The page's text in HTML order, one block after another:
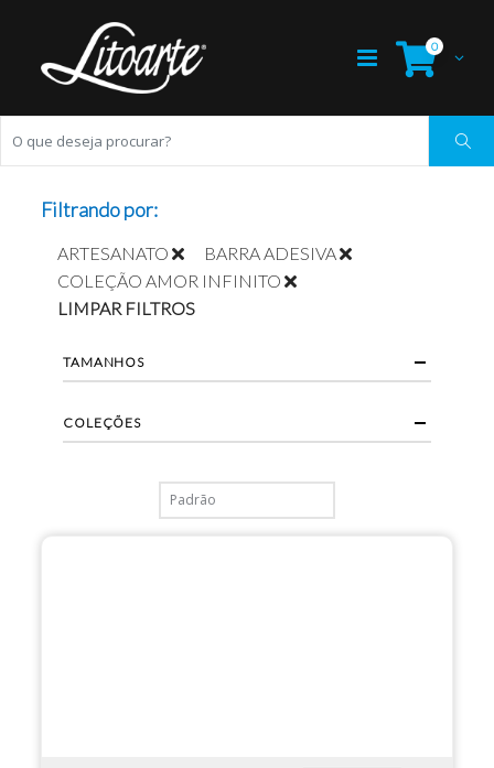
0
Filtrando por:
ARTESANATO
BARRA ADESIVA
COLEÇÃO AMOR INFINITO
LIMPAR FILTROS
TAMANHOS
COLEÇÕES